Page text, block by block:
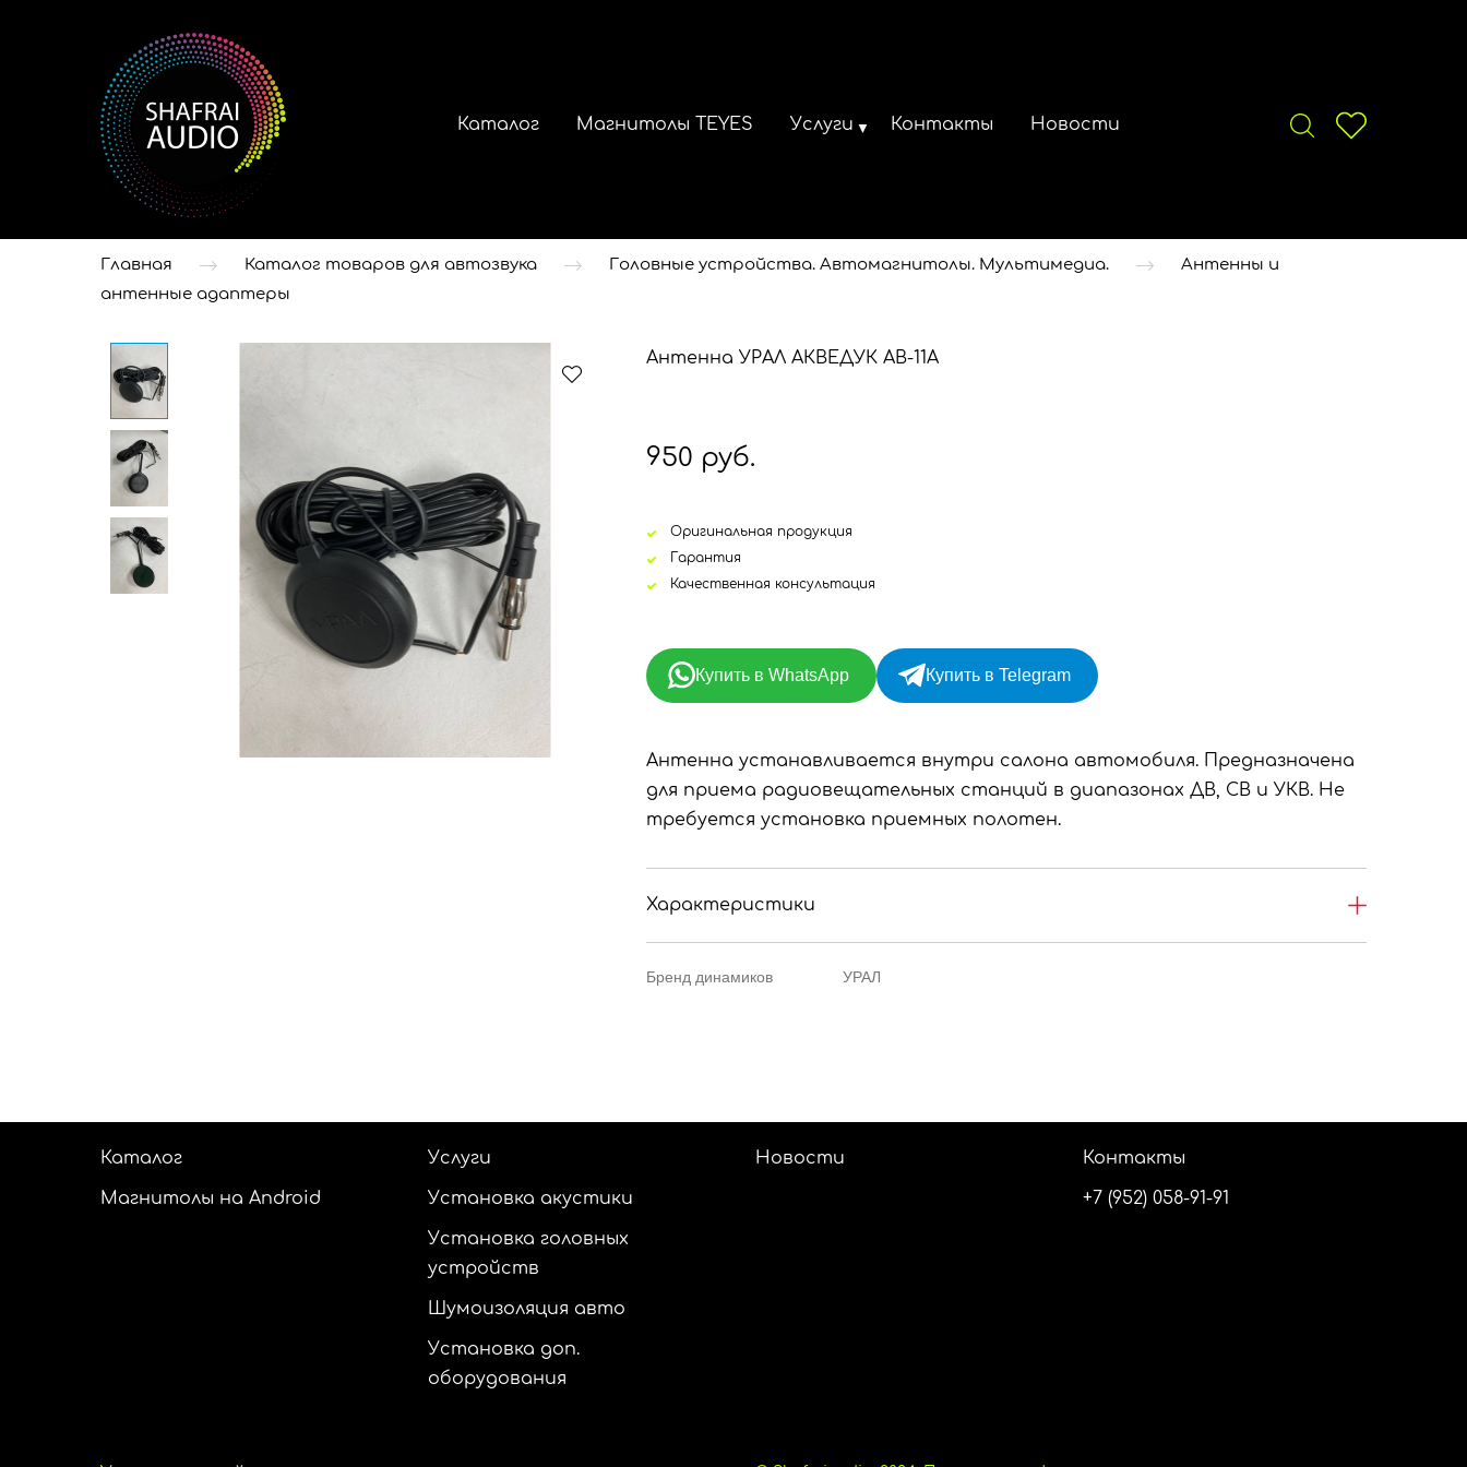
Каталог Магнитолы TEYES Услуги Контакты Новости
Главная Каталог товаров для автозвука Головные устройства. Автомагнитолы. Мультимедиа.
Антенны и
антенные адаптеры
Антенна УРАЛ АКВЕДУК AB-11A
950 руб.
Оригинальная продукция
Гарантия
Качественная консультация
Купить в WhatsApp Купить в Telegram
Антенна устанавливается внутри салона автомобиля. Предназначена
для приема радиовещательных станций в диапазонах ДВ, СВ и УКВ. Не
требуется установка приемных полотен.
Характеристики
Бренд динамиков УРАЛ
Каталог
Магнитолы на Android
Услуги
Установка акустики
Установка головных
устройств
Шумоизоляция авто
Установка доп.
оборудования
Новости Контакты
+7 (952) 058-91-91